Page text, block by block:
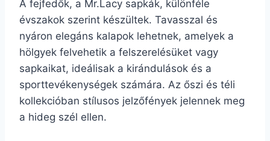
A fejfedők, a Mr.Lacy sapkák, különféle
évszakok szerint készültek. Tavasszal és
nyáron elegáns kalapok lehetnek, amelyek a
hölgyek felvehetik a felszerelésüket vagy
sapkaikat, ideálisak a kirándulások és a
sporttevékenységek számára. Az őszi és téli
kollekcióban stílusos jelzőfények jelennek meg
a hideg szél ellen.